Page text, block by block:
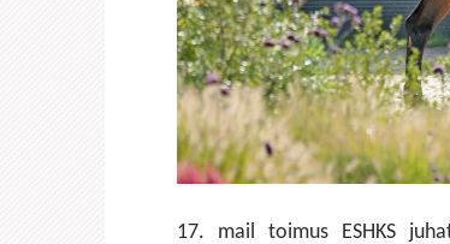
17. mail toimus ESHKS